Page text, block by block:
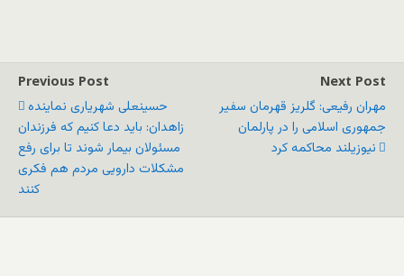
Previous Post
حسینعلی شهریاری نماینده
زاهدان: باید دعا کنیم که فرزندان
مسئولان بیمار شوند تا برای رفع
مشکلات دارویی مردم هم فکری
کنند
Next Post
مهران رفیعی: گلریز قهرمان سفیر
جمهوری اسلامی را در پارلمان
نیوزیلند محاکمه کرد